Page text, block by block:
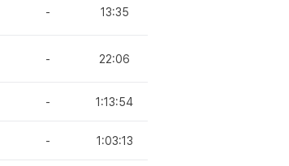
- 13:35
- 22:06
- 1:13:54
- 1:03:13